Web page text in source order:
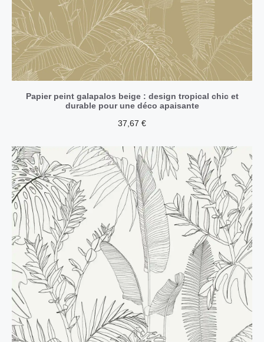
Papier peint galapalos beige : design tropical chic et
durable pour une déco apaisante
37,67 €